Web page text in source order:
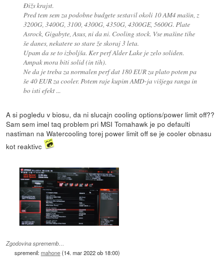
Đižs krajst.
Pred tem sem za podobne budgete sestavil okoli 10 AM4 mašin, z
3200G, 3400G, 3100, 4300G, 4350G, 4300GE, 5600G. Plate
Asrock, Gigabyte, Asus, ni da ni. Cooling stock. Vse mašine tihe
še danes, nekatere so stare že skoraj 3 leta.
Upam da se to izboljša. Ker perf Alder Lake je zelo soliden.
Ampak mora biti solid (in tih).
Ne da je treba za normalen perf dat 180 EUR za plato potem pa
še 40 EUR za cooler. Potem raje kupim AMD-ja višjega ranga in
bo isti efekt ...
A si pogledu v biosu, da ni slucajn cooling options/power limit off??
Sam sem imel taq problem pri MSI Tomahawk je po defaulti
nastiman na Watercooling torej power limit off se je cooler obnasu
kot reaktivc
Zgodovina sprememb…
spremenil:mahone(14. mar 2022 ob 18:00)